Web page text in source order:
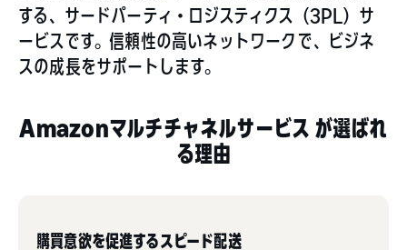
する、サードパーティ・ロジスティクス（3PL）サ
ービスです。信頼性の高いネットワークで、ビジネ
スの成長をサポートします。
Amazonマルチチャネルサービス が選ばれ
る理由
購買意欲を促進するスピード配送